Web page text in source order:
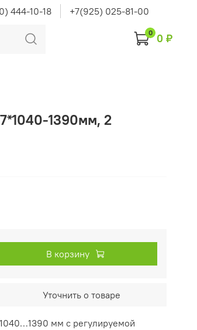
444-10-18 +7(925) 025-81-00
0 0 ₽
1390мм, 2
В корзину
Уточнить о товаре
мм с регулируемой